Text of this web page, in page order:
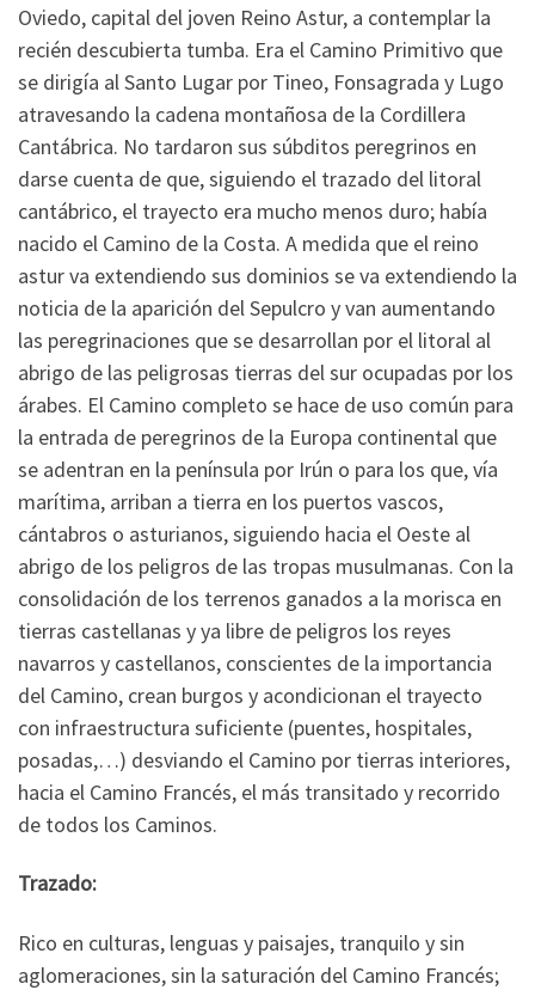
Oviedo, capital del joven Reino Astur, a contemplar la
recién descubierta tumba. Era el Camino Primitivo que
se dirigía al Santo Lugar por Tineo, Fonsagrada y Lugo
atravesando la cadena montañosa de la Cordillera
Cantábrica. No tardaron sus súbditos peregrinos en
darse cuenta de que, siguiendo el trazado del litoral
cantábrico, el trayecto era mucho menos duro; había
nacido el Camino de la Costa. A medida que el reino
astur va extendiendo sus dominios se va extendiendo la
noticia de la aparición del Sepulcro y van aumentando
las peregrinaciones que se desarrollan por el litoral al
abrigo de las peligrosas tierras del sur ocupadas por los
árabes. El Camino completo se hace de uso común para
la entrada de peregrinos de la Europa continental que
se adentran en la península por Irún o para los que, vía
marítima, arriban a tierra en los puertos vascos,
cántabros o asturianos, siguiendo hacia el Oeste al
abrigo de los peligros de las tropas musulmanas. Con la
consolidación de los terrenos ganados a la morisca en
tierras castellanas y ya libre de peligros los reyes
navarros y castellanos, conscientes de la importancia
del Camino, crean burgos y acondicionan el trayecto
con infraestructura suficiente (puentes, hospitales,
posadas,…) desviando el Camino por tierras interiores,
hacia el Camino Francés, el más transitado y recorrido
de todos los Caminos.
Trazado:
Rico en culturas, lenguas y paisajes, tranquilo y sin
aglomeraciones, sin la saturación del Camino Francés;